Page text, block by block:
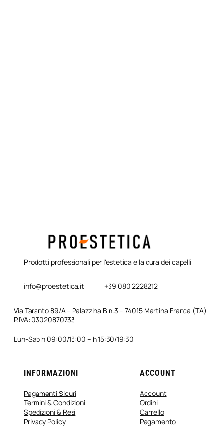
Prodotti professionali per l'estetica e la cura dei capelli
info@proestetica.it +39 080 2228212
Via Taranto 89/A – Palazzina B n.3 – 74015 Martina Franca (TA)
P.IVA: 03020870733
Lun-Sab h 09:00/13:00 – h 15:30/19:30
INFORMAZIONI
Pagamenti Sicuri
Termini & Condizioni
Spedizioni & Resi
Privacy Policy
ACCOUNT
Account
Ordini
Carrello
Pagamento